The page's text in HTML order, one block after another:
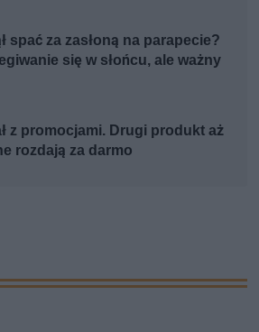
spać za zasłoną na parapecie?
się w słońcu, ale ważny
z promocjami. Drugi produkt aż
rozdają za darmo